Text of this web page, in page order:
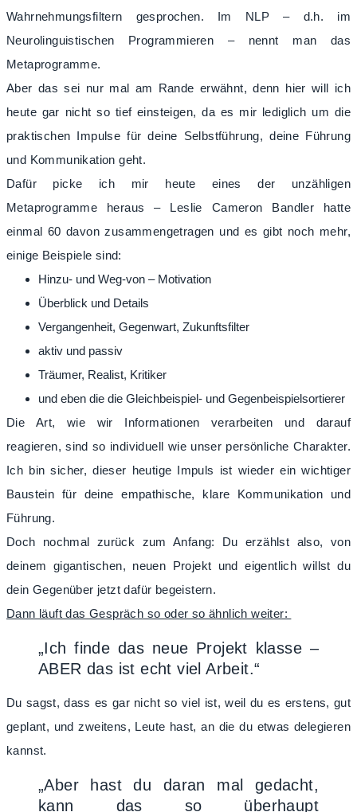
Wahrnehmungsfiltern gesprochen. Im NLP – d.h. im
Neurolinguistischen Programmieren – nennt man das
Metaprogramme.
Aber das sei nur mal am Rande erwähnt, denn hier will ich
heute gar nicht so tief einsteigen, da es mir lediglich um die
praktischen Impulse für deine Selbstführung, deine Führung
und Kommunikation geht.
Dafür picke ich mir heute eines der unzähligen
Metaprogramme heraus – Leslie Cameron Bandler hatte
einmal 60 davon zusammengetragen und es gibt noch mehr,
einige Beispiele sind:
Hinzu- und Weg-von – Motivation
Überblick und Details
Vergangenheit, Gegenwart, Zukunftsfilter
aktiv und passiv
Träumer, Realist, Kritiker
und eben die die Gleichbeispiel- und Gegenbeispielsortierer
Die Art, wie wir Informationen verarbeiten und darauf
reagieren, sind so individuell wie unser persönliche Charakter.
Ich bin sicher, dieser heutige Impuls ist wieder ein wichtiger
Baustein für deine empathische, klare Kommunikation und
Führung.
Doch nochmal zurück zum Anfang: Du erzählst also, von
deinem gigantischen, neuen Projekt und eigentlich willst du
dein Gegenüber jetzt dafür begeistern.
Dann läuft das Gespräch so oder so ähnlich weiter:
„Ich finde das neue Projekt klasse –
ABER das ist echt viel Arbeit.“
Du sagst, dass es gar nicht so viel ist, weil du es erstens, gut
geplant, und zweitens, Leute hast, an die du etwas delegieren
kannst.
„Aber hast du daran mal gedacht,
kann das so überhaupt